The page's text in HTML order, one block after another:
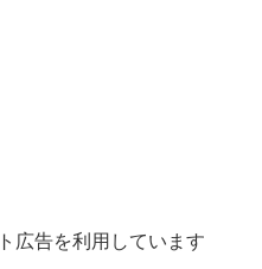
広告を利用しています